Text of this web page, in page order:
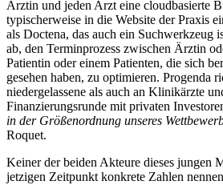
Ärztin und jeden Arzt eine cloudbasierte
typischerweise in die Website der Praxis
als Doctena, das auch ein Suchwerkzeug
ab, den Terminprozess zwischen Ärztin
Patientin oder einem Patienten, die sich
gesehen haben, zu optimieren. Progenda
niedergelassene als auch an Klinikärzte
Finanzierungsrunde mit privaten
in der Größenordnung unseres
Roquet.
Keiner der beiden Akteure dieses jungen
jetzigen Zeitpunkt konkrete Zahlen